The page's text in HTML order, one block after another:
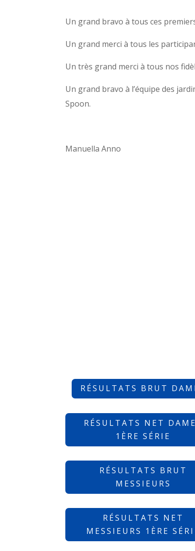
Un grand bravo à tous ces
Un grand merci à tous les
Un très grand merci à tous nos
Un grand bravo à l’équipe des
Spoon.
Manuella Anno
RÉSULTATS BRUT
RÉSULTATS NET
1ÈRE SÉRIE
RÉSULTATS BRUT
MESSIEURS
RÉSULTATS NET
MESSIEURS 1ÈRE